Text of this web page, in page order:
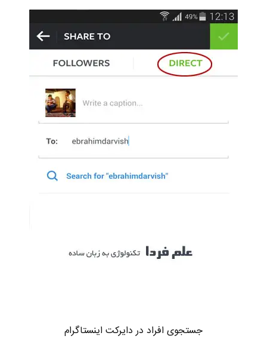
جستجوی افراد در دایرکت اینستاگرام